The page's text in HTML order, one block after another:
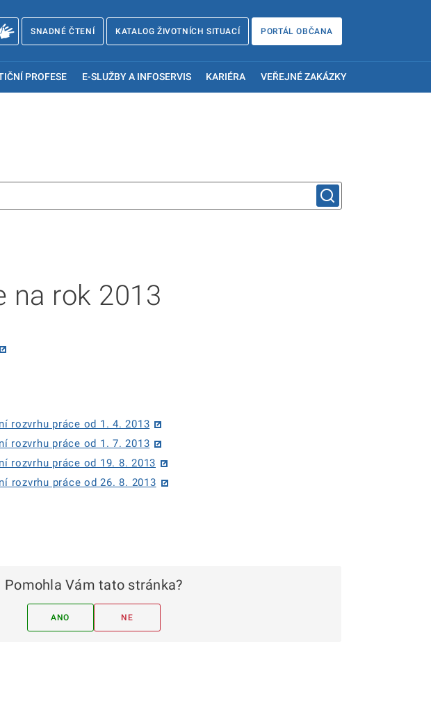
SNADNÉ ČTENÍ KATALOG ŽIVOTNÍCH SITUACÍ PORTÁL OBČANA
PROFESE E-SLUŽBY A INFOSERVIS KARIÉRA VEŘEJNÉ ZAKÁZKY
na rok 2013
rozvrhu práce od 1. 4. 2013
rozvrhu práce od 1. 7. 2013
rozvrhu práce od 19. 8. 2013
rozvrhu práce od 26. 8. 2013
Pomohla Vám tato stránka?
ANO NE